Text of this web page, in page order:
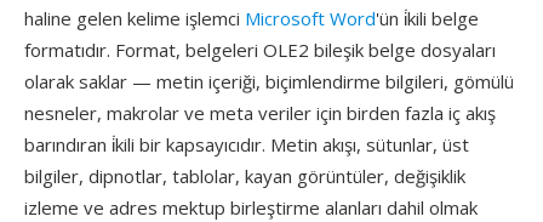
haline gelen kelime işlemci Microsoft Word'ün i̇kili belge
formatıdır. Format, belgeleri OLE2 bileşik belge dosyaları
olarak saklar — metin içeriği, biçimlendirme bilgileri, gömülü
nesneler, makrolar ve meta veriler için birden fazla iç akış
barındıran i̇kili bir kapsayıcıdır. Metin akışı, sütunlar, üst
bilgiler, dipnotlar, tablolar, kayan görüntüler, değişiklik
izleme ve adres mektup birleştirme alanları dahil olmak